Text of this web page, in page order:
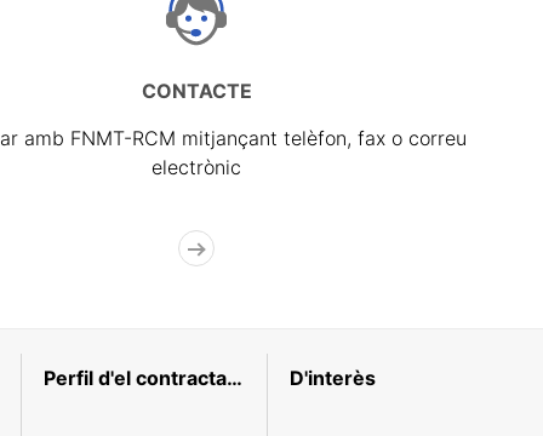
CONTACTE
amb FNMT-RCM mitjançant telèfon, fax o correu
electrònic
Perfil d'el contractant D'interès